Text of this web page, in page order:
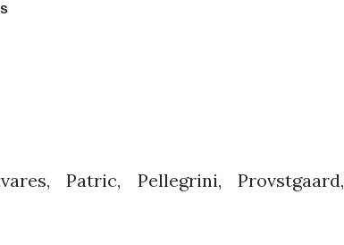
Patric, Pellegrini, Provstgaard,